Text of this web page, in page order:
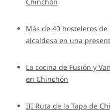
Más de 40 hosteleros
alcaldesa en una
La cocina de Fusión y
en Chinchón
III Ruta de la Tapa de